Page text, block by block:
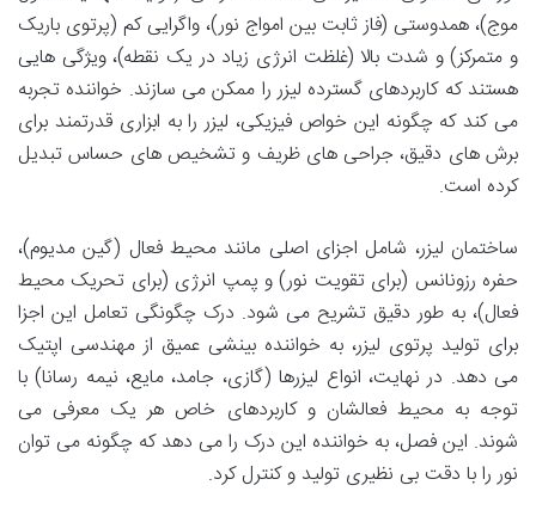
موج)، همدوستی (فاز ثابت بین امواج نور)، واگرایی کم (پرتوی باریک
و متمرکز) و شدت بالا (غلظت انرژی زیاد در یک نقطه)، ویژگی هایی
هستند که کاربردهای گسترده لیزر را ممکن می سازند. خواننده تجربه
می کند که چگونه این خواص فیزیکی، لیزر را به ابزاری قدرتمند برای
برش های دقیق، جراحی های ظریف و تشخیص های حساس تبدیل
کرده است.
ساختمان لیزر، شامل اجزای اصلی مانند محیط فعال (گین مدیوم)،
حفره رزونانس (برای تقویت نور) و پمپ انرژی (برای تحریک محیط
فعال)، به طور دقیق تشریح می شود. درک چگونگی تعامل این اجزا
برای تولید پرتوی لیزر، به خواننده بینشی عمیق از مهندسی اپتیک
می دهد. در نهایت، انواع لیزرها (گازی، جامد، مایع، نیمه رسانا) با
توجه به محیط فعالشان و کاربردهای خاص هر یک معرفی می
شوند. این فصل، به خواننده این درک را می دهد که چگونه می توان
نور را با دقت بی نظیری تولید و کنترل کرد.